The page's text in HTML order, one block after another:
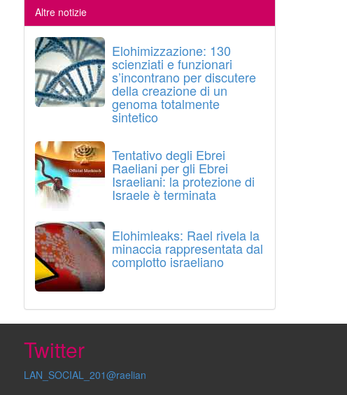
Altre notizie
Elohimizzazione: 130
scienziati e funzionari
s’incontrano per discutere
della creazione di un
genoma totalmente
sintetico
Tentativo degli Ebrei
Raeliani per gli Ebrei
Israeliani: la protezione di
Israele è terminata
Elohimleaks: Rael rivela la
minaccia rappresentata dal
complotto israeliano
Twitter
LAN_SOCIAL_201@raelian